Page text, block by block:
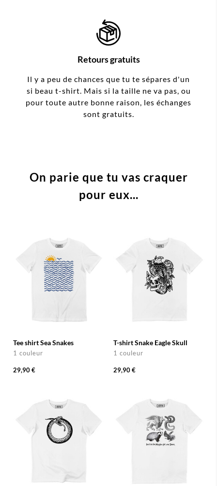
Retours gratuits
Il y a peu de chances que tu te sépares d'un
si beau t-shirt. Mais si la taille ne va pas, ou
pour toute autre bonne raison, les échanges
sont gratuits.
On parie que tu vas craquer
pour eux...
Tee shirt Sea Snakes
1 couleur
29,90 €
T-shirt Snake Eagle Skull
1 couleur
29,90 €